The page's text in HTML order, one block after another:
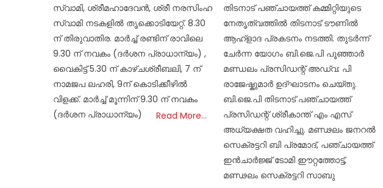
സ്വാമി, ശ്രീമഹാദേവൻ, ശ്രീ നരസിംഹ
സ്വാമി നടകളിൽ തൃക്കൊടിയേറ്റ്. 8.30
ന് തിരുവാതിര. മാർച്ച് രണ്ടിന് രാവിലെ
9.30 ന് നവകം (ദർശന പ്രാധാന്യം) ,
വൈകിട്ട് 5.30 ന് കാഴ്ചശ്രീബലി, 7 ന്
നാമജപ ലഹരി, 9ന് കൊടിക്കീഴിൽ
വിളക്ക്. മാർച്ച് മൂന്നിന് 9.30 ന് നവകം
(ദർശന പ്രാധാന്യം)
Read More…
തിടനാട് പഞ്ചായത്ത് കമ്മിറ്റിയുടെ
നേതൃത്വത്തിൽ തിടനാട് ടൗണിൽ
ആഹ്ളാദ പ്രകടനം നടത്തി. തുടർന്ന്
ചേർന്ന യോഗം ബി.ജെ.പി പൂഞ്ഞാർ
മണ്ഡലം പ്രസിഡന്റ് അഡ്വ: പി
രാജേഷ്കുമാർ ഉദ്ഘാടനം ചെയ്തു.
ബി.ജെ.പി തിടനാട് പഞ്ചായത്ത്
പ്രസിഡന്റ് ശ്രീകാന്ത് എം എസ്
അധ്യക്ഷത വഹിച്ചു. മണ്ഢലം ജനറൽ
സെക്രട്ടറി ബി പ്രമോദ്, പഞ്ചായത്ത്
ഇൻചാർജ്ജ് ടോമി ഈറ്റത്തോട്ട്,
മണ്ഢലം സെക്രട്ടറി സാബു